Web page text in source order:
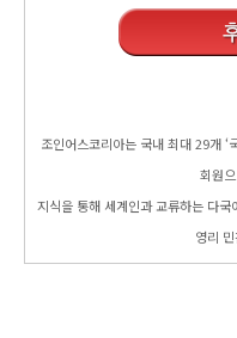
조인어스코리아는 국내 최대 29개
회원
지식을 통해 세계인과 교류하는 다
영리